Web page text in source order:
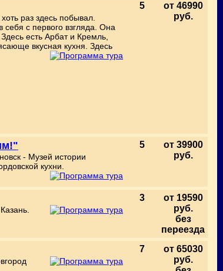
раз здесь побывал.
с первого взгляда. Она
есть Арбат и Кремль,
вкусная кухня. Здесь
5
от 46990
руб.
- Музей истории
кухни.
5
от 39900
руб.
3
от 19590
руб.
без
переезда
7
от 65030
руб.